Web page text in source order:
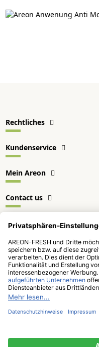
Rechtliches
Kundenservice
Mein Areon
Contact us
Folgen Sie uns.
* Lieferzeit: 1-3